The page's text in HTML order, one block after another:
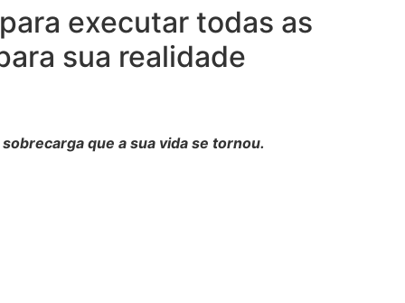
executar todas as
sua realidade
que a sua vida se tornou.